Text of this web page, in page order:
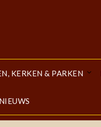
KERKEN & PARKEN